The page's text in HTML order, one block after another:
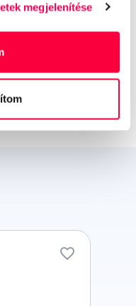
megjelenítése